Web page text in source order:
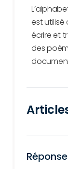
est
écrire et
des